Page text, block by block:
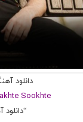
دانلود
Sookhte